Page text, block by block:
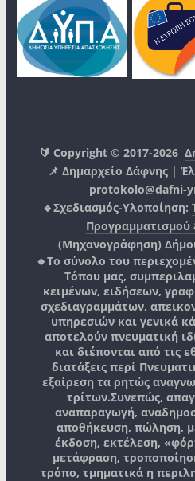
🔰 Copyright © 2017-2026
📌 Δημαρχείο Δάφνης |
protokolo@dafni-
🔹Σχεδιασμός-Υλοποίηση:
(Μηχανογράφηση)
🔸Το σύνολο του
Τόπου μας,
κειμένων, ειδήσεων,
σχεδιαγραμμάτων,
υπηρεσιών και γενικά
αποτελούν πνευματική
και διέπονται από τις
διατάξεις περί
εξαίρεση τα ρητώς
τρίτων.Συνεπώς,
αναπαραγωγή,
αποθήκευση, πώληση,
έκδοση, εκτέλεση,
μετάφραση,
τρόπο, τμηματικά η